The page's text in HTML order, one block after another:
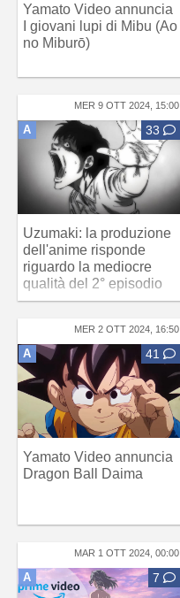
Yamato Video annuncia
I giovani lupi di Mibu (Ao
no Miburō)
MER 9 OTT 2024, 15:00
A 33
Uzumaki: la produzione
dell'anime risponde
riguardo la mediocre
qualità del 2° episodio
MER 2 OTT 2024, 16:50
A 41
Yamato Video annuncia
Dragon Ball Daima
MAR 1 OTT 2024, 00:00
A 7